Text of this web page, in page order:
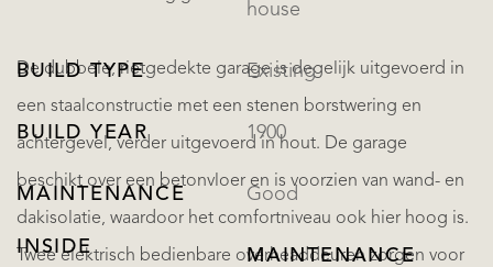
De dubbele, rietgedekte garage is degelijk uitgevoerd in
een staalconstructie met een stenen borstwering en
achtergevel, verder uitgevoerd in hout. De garage
beschikt over een betonvloer en is voorzien van wand- en
dakisolatie, waardoor het comfortniveau ook hier hoog is.
Twee elektrisch bedienbare overheaddeuren zorgen voor
house
BUILD TYPE Existing
BUILD YEAR 1900
MAINTENANCE
INSIDE
Good
MAINTENANCE